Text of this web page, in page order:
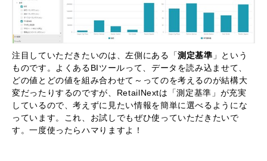
注目していただきたいのは、左側にある「測定基準 」という
ものです。よくあるBIツールって、データを読み込ませて、
どの値とどの値を組み合わせて～ってのを考えるのが結構大
変だったりするのですが、RetailNextは「測定基準」が充実
しているので、考えずに見たい情報を簡単に選べるようにな
っています。これ、お試しでもぜひ使っていただきたいで
す。一度使ったらハマりますよ！